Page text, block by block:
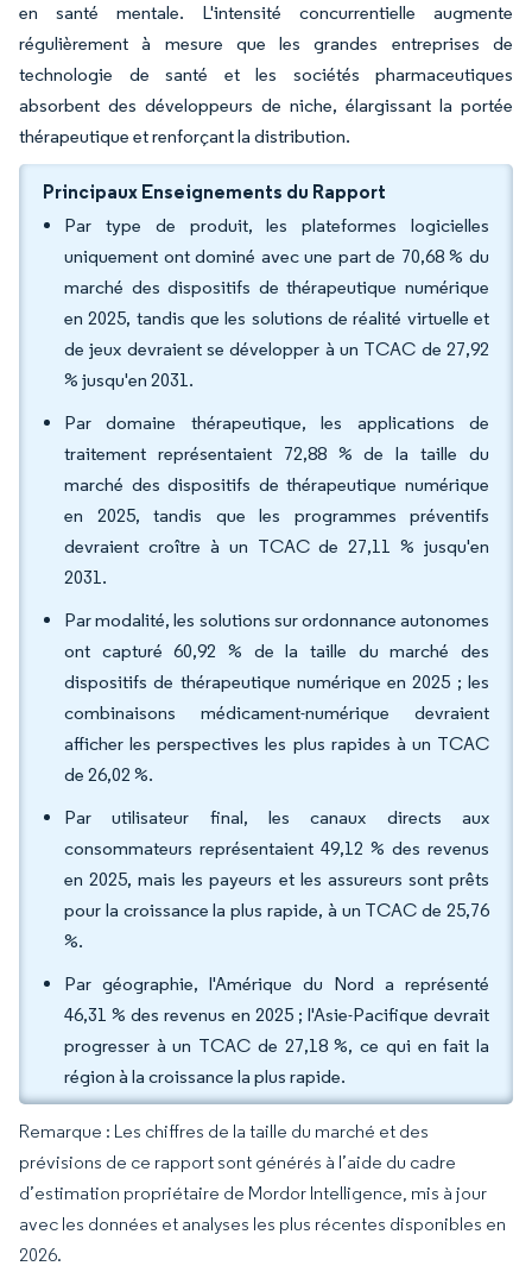
en santé mentale. L'intensité concurrentielle augmente
régulièrement à mesure que les grandes entreprises de
technologie de santé et les sociétés pharmaceutiques
absorbent des développeurs de niche, élargissant la portée
thérapeutique et renforçant la distribution.
Principaux Enseignements du Rapport
Par type de produit, les plateformes logicielles
uniquement ont dominé avec une part de 70,68 % du
marché des dispositifs de thérapeutique numérique
en 2025, tandis que les solutions de réalité virtuelle et
de jeux devraient se développer à un TCAC de 27,92
% jusqu'en 2031.
Par domaine thérapeutique, les applications de
traitement représentaient 72,88 % de la taille du
marché des dispositifs de thérapeutique numérique
en 2025, tandis que les programmes préventifs
devraient croître à un TCAC de 27,11 % jusqu'en
2031.
Par modalité, les solutions sur ordonnance autonomes
ont capturé 60,92 % de la taille du marché des
dispositifs de thérapeutique numérique en 2025 ; les
combinaisons médicament-numérique devraient
afficher les perspectives les plus rapides à un TCAC
de 26,02 %.
Par utilisateur final, les canaux directs aux
consommateurs représentaient 49,12 % des revenus
en 2025, mais les payeurs et les assureurs sont prêts
pour la croissance la plus rapide, à un TCAC de 25,76
%.
Par géographie, l'Amérique du Nord a représenté
46,31 % des revenus en 2025 ; l'Asie-Pacifique devrait
progresser à un TCAC de 27,18 %, ce qui en fait la
région à la croissance la plus rapide.
Remarque : Les chiffres de la taille du marché et des
prévisions de ce rapport sont générés à l’aide du cadre
d’estimation propriétaire de Mordor Intelligence, mis à jour
avec les données et analyses les plus récentes disponibles en
2026.